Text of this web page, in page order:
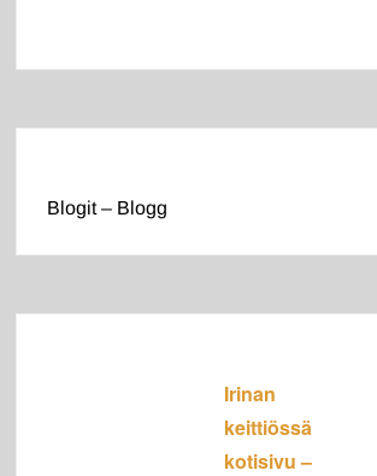
Blogit – Blogg
Irinan
keittiössä
kotisivu –